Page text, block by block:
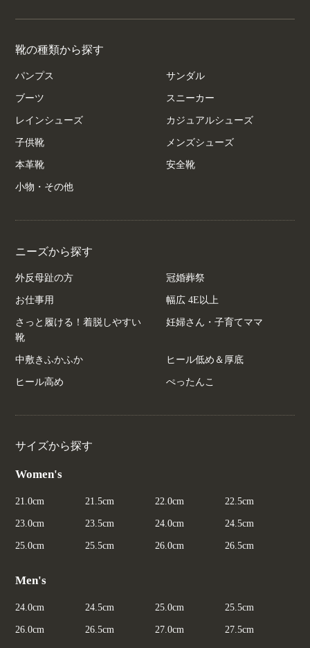
靴の種類から探す
パンプス サンダル
ブーツ スニーカー
レインシューズ カジュアルシューズ
子供靴 メンズシューズ
本革靴 安全靴
小物・その他
ニーズから探す
外反母趾の方 冠婚葬祭
お仕事用 幅広 4E以上
さっと履ける！着脱しやすい
靴
妊婦さん・子育てママ
中敷きふかふか ヒール低め＆厚底
ヒール高め ぺったんこ
サイズから探す
Women's
21.0cm 21.5cm 22.0cm 22.5cm
23.0cm 23.5cm 24.0cm 24.5cm
25.0cm 25.5cm 26.0cm 26.5cm
Men's
24.0cm 24.5cm 25.0cm 25.5cm
26.0cm 26.5cm 27.0cm 27.5cm